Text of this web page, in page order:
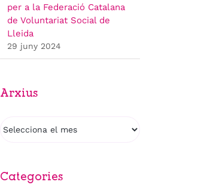
per a la Federació Catalana
de Voluntariat Social de
Lleida
29 juny 2024
Arxius
Categories